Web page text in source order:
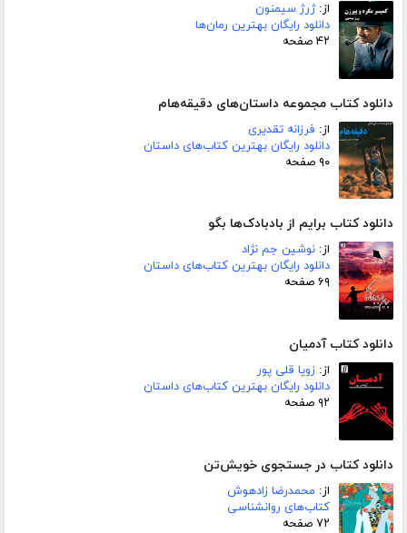
از:ژرژ سیمنون
دانلود رایگان بهترین رمان‌ها
۴۲ صفحه
دانلود کتاب مجموعه داستان‌های دقیقه‌هام
از: فرزانه تقدیری
دانلود رایگان بهترین کتاب‌های داستان
۹۰ صفحه
دانلود کتاب برایم از بادبادک‌ها بگو
از: نوشین جم نژاد
دانلود رایگان بهترین کتاب‌های داستان
۶۹ صفحه
دانلود کتاب آدمیان
از: زویا قلی پور
دانلود رایگان بهترین کتاب‌های داستان
۹۲ صفحه
دانلود کتاب در جستجوی خویش‌تن
از: محمدرضا زادهوش
کتاب‌های روانشناسی
۷۲ صفحه